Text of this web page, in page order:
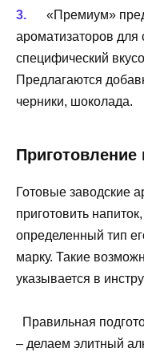
«Премиум»
ароматизаторов
специфический
Предлагаются
черники, шоколада.
Приготовление
Готовые заводские
приготовить
определенный тип
марку. Такие
указывается в
Правильная
– делаем элитный